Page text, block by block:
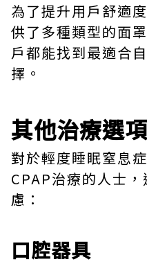
為了提升用戶舒適
供了多種類型的面
戶都能找到最適合
擇。
其他治療選項
對於輕度睡眠窒息
CPAP治療的人士
慮：
口腔器具